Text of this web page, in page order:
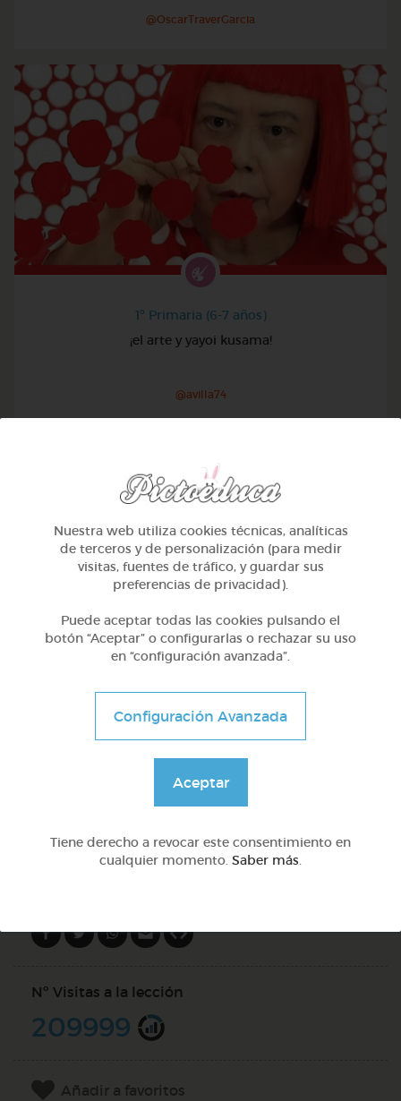
@OscarTraverGarcia
1º Primaria (6-7 años)
¡el arte y yayoi kusama!
@avilla74
1º Primaria (6-7 años)
Geometría y fotografía
DOCS (4)
Nº Visitas a la lección
209999
Añadir a favoritos
Nuestra web utiliza cookies técnicas, analíticas
de terceros y de personalización (para medir
visitas, fuentes de tráfico, y guardar sus
preferencias de privacidad).
Puede aceptar todas las cookies pulsando el
botón “Aceptar” o configurarlas o rechazar su uso
en “configuración avanzada”.
Configuración Avanzada
Aceptar
Tiene derecho a revocar este consentimiento en
cualquier momento. Saber más.